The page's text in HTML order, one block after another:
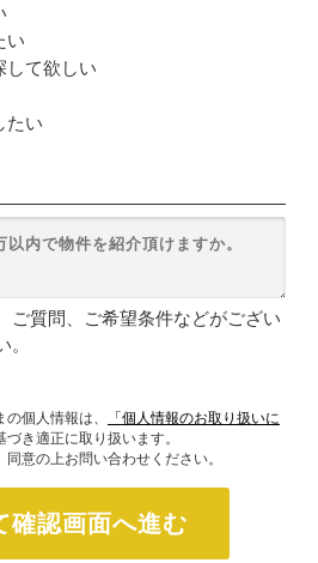
い
して欲しい
たい
ご質問、ご希望条件などがござい
。
個人情報は、
「個人情報のお取り扱いに
づき適正に取り扱います。
意の上お問い合わせください。
確認画面へ進む